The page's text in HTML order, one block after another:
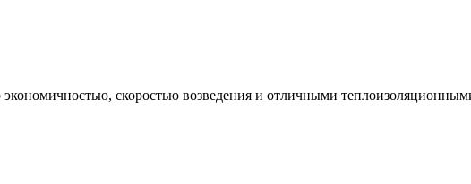
экономичностью, скоростью возведения и отличными